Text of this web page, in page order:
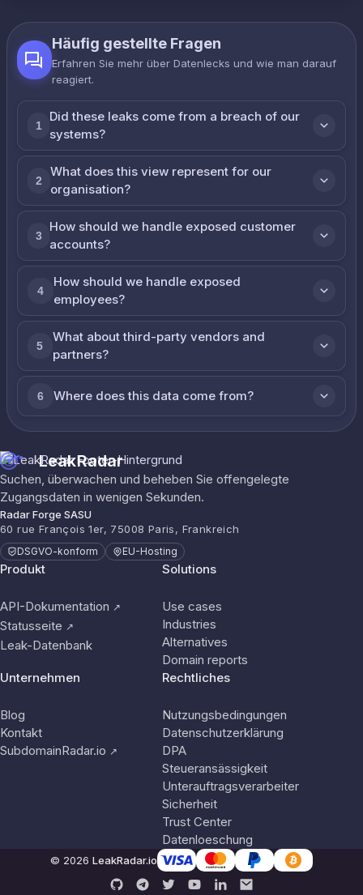
Häufig gestellte Fragen
Erfahren Sie mehr über Datenlecks und wie man darauf
reagiert.
1
Did these leaks come from a breach of our
systems?
2
What does this view represent for our
organisation?
3
How should we handle exposed customer
accounts?
4
How should we handle exposed
employees?
5
What about third-party vendors and
partners?
6 Where does this data come from?
LeakRadar
Suchen, überwachen und beheben Sie offengelegte
Zugangsdaten in wenigen Sekunden.
Radar Forge SASU
60 rue François 1er, 75008 Paris, Frankreich
DSGVO-konform EU-Hosting
Produkt
API-Dokumentation ↗
Statusseite ↗
Leak-Datenbank
Solutions
Use cases
Industries
Alternatives
Domain reports
Unternehmen
Blog
Kontakt
SubdomainRadar.io ↗
Rechtliches
Nutzungsbedingungen
Datenschutzerklärung
DPA
Steueransässigkeit
Unterauftragsverarbeiter
Sicherheit
Trust Center
Datenloeschung
© 2026 LeakRadar.io